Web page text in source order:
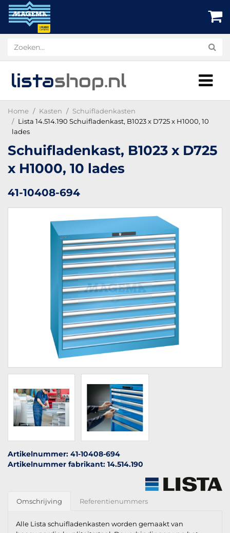
listashop.nl
Home Kasten
Schuifladenkasten
Lista 14.514.190 Schuifladenkast, B1023 x D725 x H1000, 10
lades
Schuifladenkast, B1023 x D725
x H1000, 10 lades
41-10408-694
Artikelnummer: 41-10408-694
Artikelnummer fabrikant: 14.514.190
Omschrijving Referentienummers
Alle Lista schuifladenkasten worden gemaakt van